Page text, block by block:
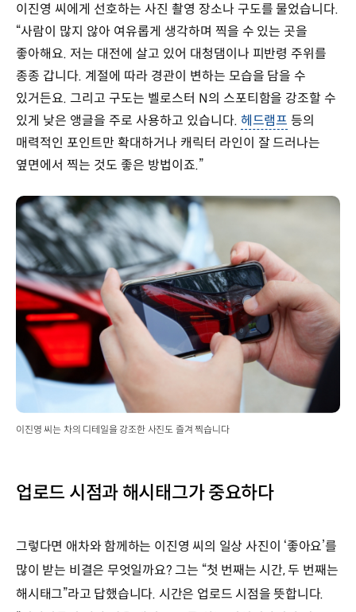
이진영 씨에게 선호하는 사진 촬영 장소나 구도를 물었습니다.
“사람이 많지 않아 여유롭게 생각하며 찍을 수 있는 곳을
좋아해요. 저는 대전에 살고 있어 대청댐이나 피반령 주위를
종종 갑니다. 계절에 따라 경관이 변하는 모습을 담을 수
있거든요. 그리고 구도는 벨로스터 N의 스포티함을 강조할 수
있게 낮은 앵글을 주로 사용하고 있습니다. 헤드램프 등의
매력적인 포인트만 확대하거나 캐릭터 라인이 잘 드러나는
옆면에서 찍는 것도 좋은 방법이죠.”
이진영 씨는 차의 디테일을 강조한 사진도 즐겨 찍습니다
업로드 시점과 해시태그가 중요하다
그렇다면 애차와 함께하는 이진영 씨의 일상 사진이 ‘좋아요’를
많이 받는 비결은 무엇일까요? 그는 “첫 번째는 시간, 두 번째는
해시태그”라고 답했습니다. 시간은 업로드 시점을 뜻합니다.